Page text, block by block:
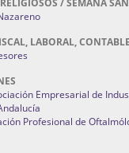
/ SEMANA
LABORAL, CONTABLE
Empresarial de
Profesional de